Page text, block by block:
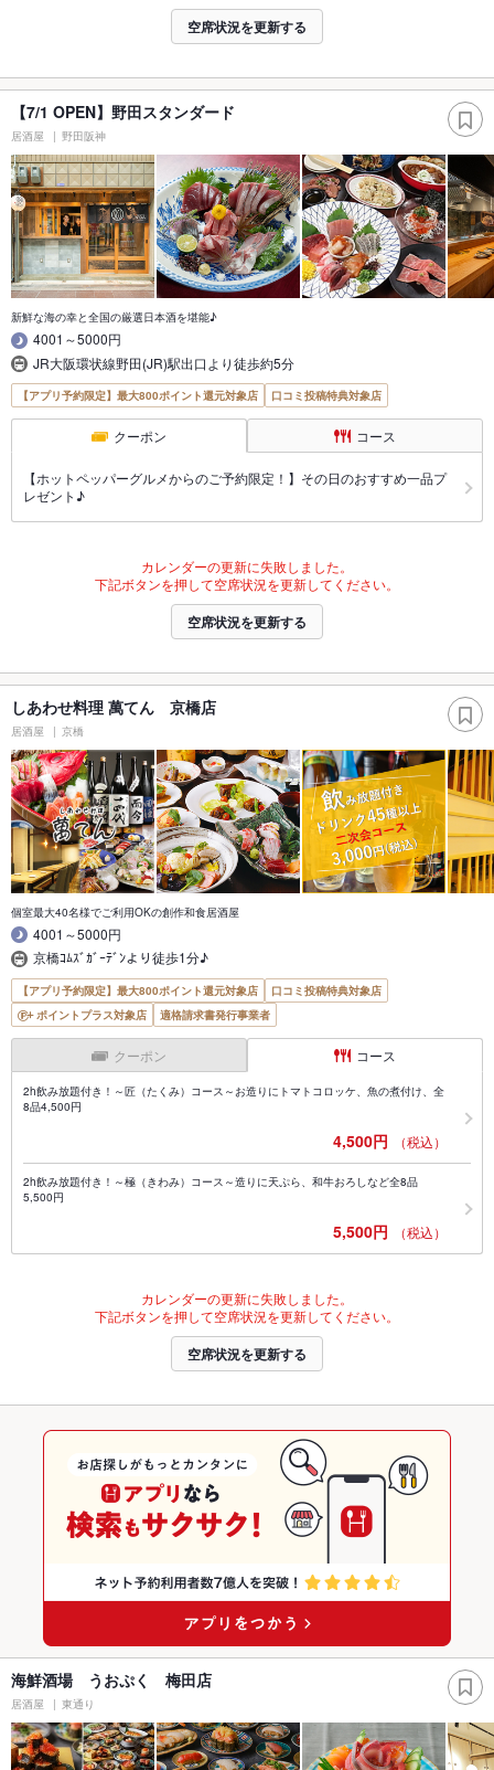
空席状況を更新する
【7/1 OPEN】野田スタンダード
居酒屋 野田阪神
新鮮な海の幸と全国の厳選日本酒を堪能♪
4001～5000円
JR大阪環状線野田(JR)駅出口より徒歩約5分
【アプリ予約限定】最大800ポイント還元対象店 口コミ投稿特典対象店
クーポン コース
【ホットペッパーグルメからのご予約限定！】その日のおすすめ一品プ
レゼント♪
カレンダーの更新に失敗しました。
下記ボタンを押して空席状況を更新してください。
空席状況を更新する
しあわせ料理 萬てん 京橋店
居酒屋 京橋
個室最大40名様でご利用OKの創作和食居酒屋
4001～5000円
京橋ｺﾑｽﾞｶﾞｰﾃﾞﾝより徒歩1分♪
【アプリ予約限定】最大800ポイント還元対象店
口コミ投稿特典対象店
ポイントプラス対象店
適格請求書発行事業者
クーポン コース
2h飲み放題付き！～匠（たくみ）コース～お造りにトマトコロッケ、魚の煮付け、全
8品4,500円
4,500円 （税込）
2h飲み放題付き！～極（きわみ）コース～造りに天ぷら、和牛おろしなど全8品
5,500円
5,500円 （税込）
カレンダーの更新に失敗しました。
下記ボタンを押して空席状況を更新してください。
空席状況を更新する
海鮮酒場 うおぷく 梅田店
居酒屋 東通り